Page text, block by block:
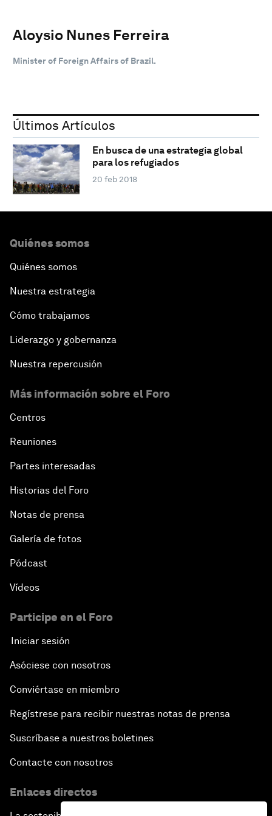
Aloysio Nunes Ferreira
Minister of Foreign Affairs of Brazil.
Últimos Artículos
En busca de una estrategia global
para los refugiados
20 feb 2018
Quiénes somos
Quiénes somos
Nuestra estrategia
Cómo trabajamos
Liderazgo y gobernanza
Nuestra repercusión
Más información sobre el Foro
Centros
Reuniones
Partes interesadas
Historias del Foro
Notas de prensa
Galería de fotos
Pódcast
Vídeos
Participe en el Foro
Iniciar sesión
Asóciese con nosotros
Conviértase en miembro
Regístrese para recibir nuestras notas de prensa
Suscríbase a nuestros boletines
Contacte con nosotros
Enlaces directos